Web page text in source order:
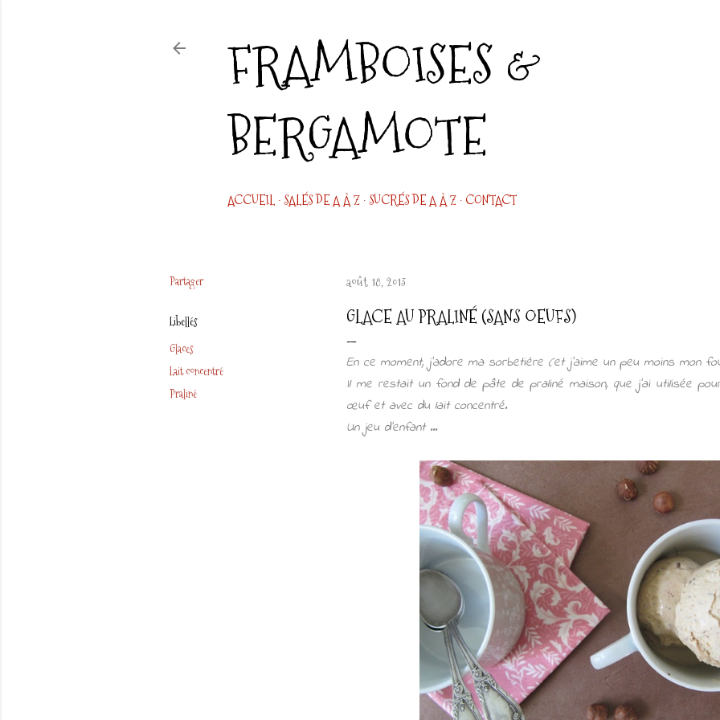
FRAMBOISES &
BERGAMOTE
ACCUEIL SALÉS DE A À Z SUCRÉS DE A À Z CONTACT
Partager
Libellés
Glaces
Lait concentré
Praliné
août 18, 2013
GLACE AU PRALINÉ (SANS OEUFS)
En ce moment, j'adore ma sorbetière (et j'aime un peu moins mon
Il me restait un fond de pâte de praliné maison, que j'ai utilisée
œuf et avec du lait concentré.
Un jeu d'enfant ...